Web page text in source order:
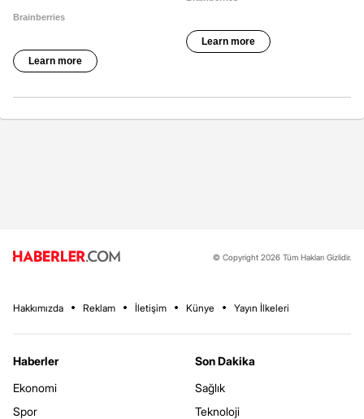
© Copyright 2026 Tüm Hakları Gizlidir.
Hakkımızda Reklam İletişim Künye Yayın İlkeleri
Haberler
Ekonomi
Spor
Son Dakika
Sağlık
Teknoloji